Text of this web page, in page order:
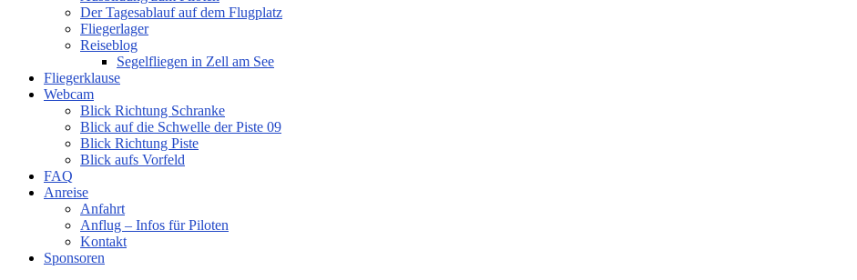
Der Tagesablauf auf dem Flugplatz
Fliegerlager
Reiseblog
Segelfliegen in Zell am See
Fliegerklause
Webcam
Blick Richtung Schranke
Blick auf die Schwelle der Piste 09
Blick Richtung Piste
Blick aufs Vorfeld
FAQ
Anreise
Anfahrt
Anflug – Infos für Piloten
Kontakt
Sponsoren